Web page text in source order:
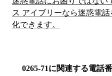
ス アイブリーなら迷惑電
化できます。
0265-71に関連する電話